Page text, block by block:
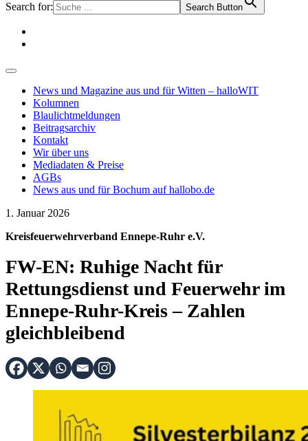
Search for: Search Button
News und Magazine aus und für Witten – halloWIT
Kolumnen
Blaulichtmeldungen
Beitragsarchiv
Kontakt
Wir über uns
Mediadaten & Preise
AGBs
News aus und für Bochum auf hallobo.de
1. Januar 2026
Kreisfeuerwehrverband Ennepe-Ruhr e.V.
FW-EN: Ruhige Nacht für
Rettungsdienst und Feuerwehr im
Ennepe-Ruhr-Kreis – Zahlen
gleichbleibend